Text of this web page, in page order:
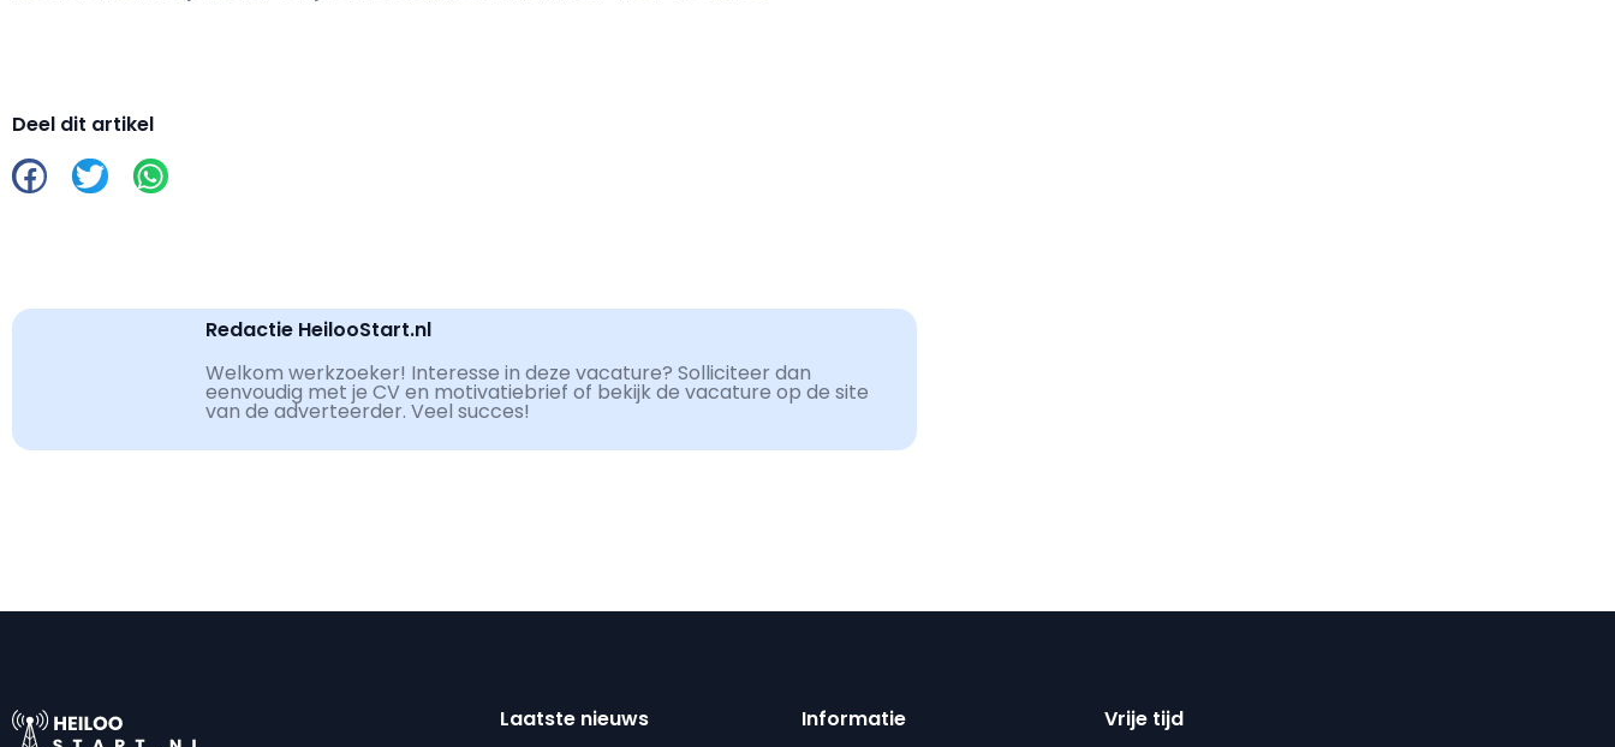
Deel dit artikel
Redactie HeilooStart.nl
Welkom werkzoeker! Interesse in deze vacature? Solliciteer dan
eenvoudig met je CV en motivatiebrief of bekijk de vacature op de site
van de adverteerder. Veel succes!
Laatste nieuws Informatie Vrije tijd